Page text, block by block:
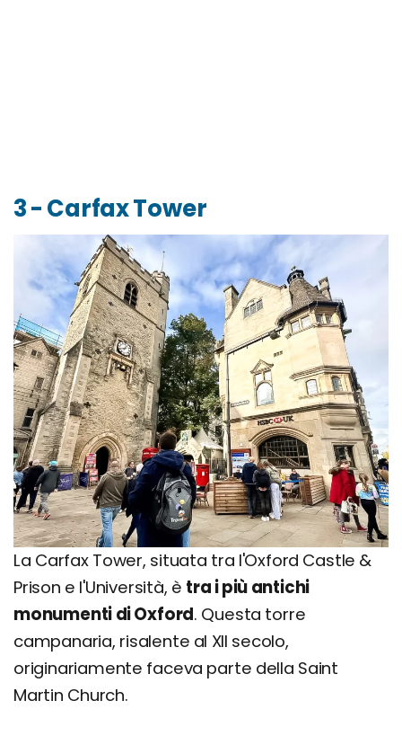
3 - Carfax Tower
La Carfax Tower, situata tra l'Oxford Castle &
Prison e l'Università, è tra i più antichi
monumenti di Oxford. Questa torre
campanaria, risalente al XII secolo,
originariamente faceva parte della Saint
Martin Church.